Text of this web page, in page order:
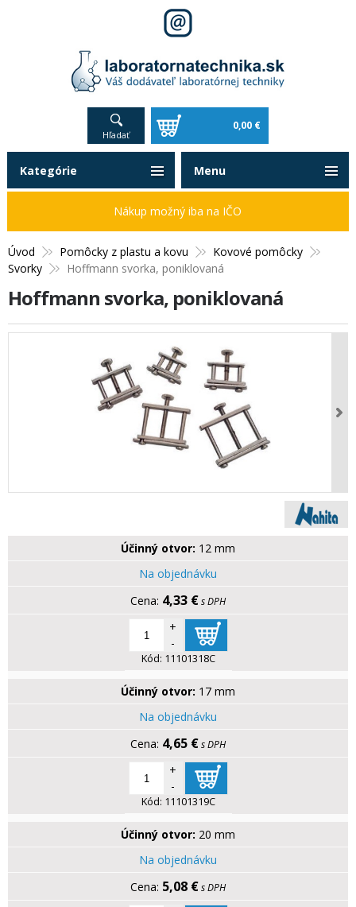
Hľadať
0,00 €
Úvod Pomôcky z plastu a kovu
Kovové pomôcky
Svorky
Hoffmann svorka, poniklovaná
Hoffmann svorka, poniklovaná
Účinný otvor: 12 mm
Na objednávku
4,33 €s DPH
+
-
Kód: 11101318C
Účinný otvor: 17 mm
Na objednávku
4,65 €s DPH
+
-
Kód: 11101319C
Účinný otvor: 20 mm
Na objednávku
5,08 €s DPH
Kategórie
Nákup možný iba na IČO
Menu